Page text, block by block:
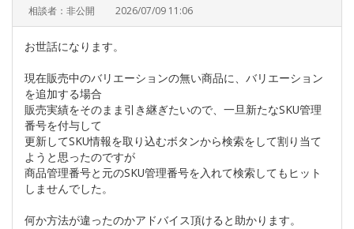
相談者：非公開 2026/07/09 11:06
お世話になります。
現在販売中のバリエーションの無い商品に、バリエーション
を追加する場合
販売実績をそのまま引き継ぎたいので、一旦新たなSKU管理
番号を付与して
更新してSKU情報を取り込むボタンから検索をして割り当て
ようと思ったのですが
商品管理番号と元のSKU管理番号を入れて検索してもヒット
しませんでした。
何か方法が違ったのかアドバイス頂けると助かります。